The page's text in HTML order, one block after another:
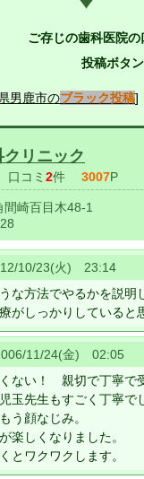
ご存じの歯科医院の
投稿ボタ
男鹿市のブラック投稿]
リニック
口コミ 2件 3007P
崎百目木48-1
10/23(火) 23:14
な方法でやるかを説明
がしっかりしていると
11/24(金) 02:05
ない！ 親切で丁寧で
玉先生もすごく丁寧で
う顔なじみ。
楽しくなりました。
とワクワクします。